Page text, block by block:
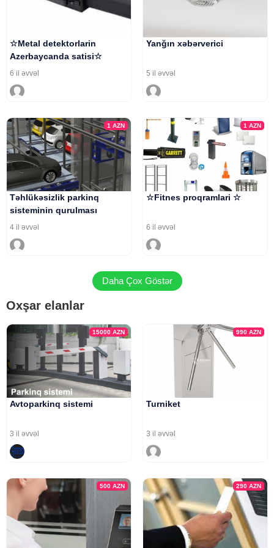
☆Metal detektorlarin
Azerbaycanda satisi☆
6 il əvvəl
Yanğın xəbərverici
5 il əvvəl
1AZN
Təhlükəsizlik parkinq
sisteminin qurulması
4 il əvvəl
1 AZN
☆Fitnes proqramlari ☆
6 il əvvəl
Daha Çox Göstər
Oxşar elanlar
15000AZN
Avtoparkinq sistemi
3 il əvvəl
990 AZN
Turniket
3 il əvvəl
500AZN 290 AZN